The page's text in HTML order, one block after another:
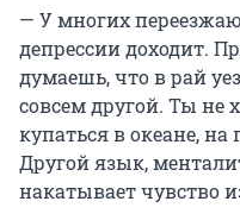
— У многих
депрессии доходит.
думаешь, что в рай
совсем другой. Ты
купаться в океане,
Другой язык,
накатывает чувство